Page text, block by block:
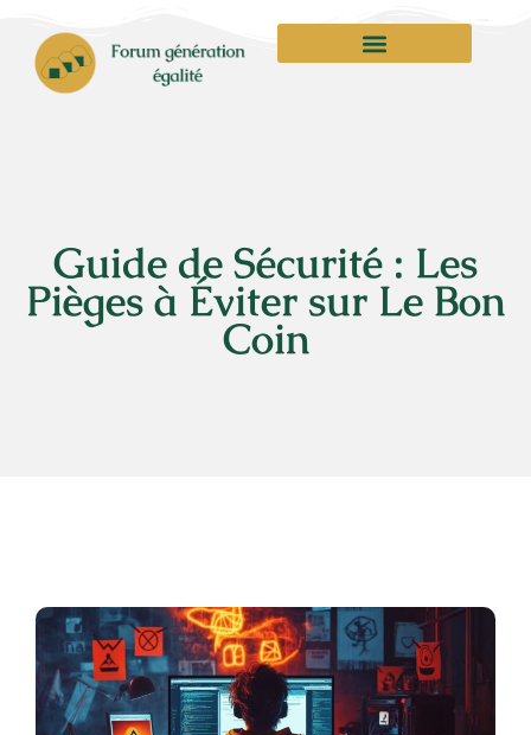
Guide de Sécurité : Les
Pièges à Éviter sur Le Bon
Coin